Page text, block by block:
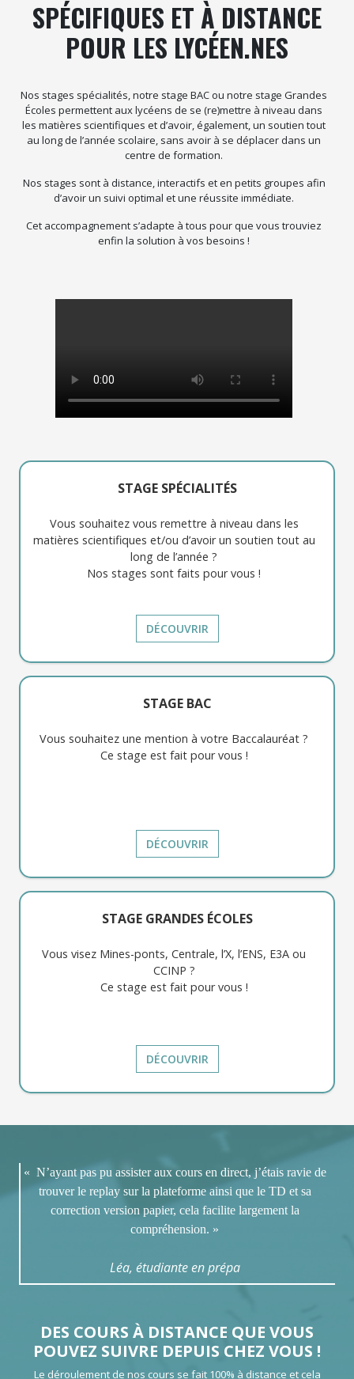
SPÉCIFIQUES ET À DISTANCE
POUR LES LYCÉEN.NES
Nos stages spécialités, notre stage BAC ou notre stage Grandes
Écoles permettent aux lycéens de se (re)mettre à niveau dans
les matières scientifiques et d’avoir, également, un soutien tout
au long de l’année scolaire, sans avoir à se déplacer dans un
centre de formation.
Nos stages sont à distance, interactifs et en petits groupes afin
d’avoir un suivi optimal et une réussite immédiate.
Cet accompagnement s’adapte à tous pour que vous trouviez
enfin la solution à vos besoins !
STAGE SPÉCIALITÉS
Vous souhaitez vous remettre à niveau dans les
matières scientifiques et/ou d’avoir un soutien tout au
long de l’année ?
Nos stages sont faits pour vous !
DÉCOUVRIR
STAGE BAC
Vous souhaitez une mention à votre Baccalauréat ?
Ce stage est fait pour vous !
DÉCOUVRIR
STAGE GRANDES ÉCOLES
Vous visez Mines-ponts, Centrale, l’X, l’ENS, E3A ou
CCINP ?
Ce stage est fait pour vous !
DÉCOUVRIR
« N’ayant pas pu assister aux cours en direct, j’étais ravie de
trouver le replay sur la plateforme ainsi que le TD et sa
correction version papier, cela facilite largement la
compréhension. »
Léa, étudiante en prépa
DES COURS À DISTANCE QUE VOUS
POUVEZ SUIVRE DEPUIS CHEZ VOUS !
Le déroulement de nos cours se fait 100% à distance et cela